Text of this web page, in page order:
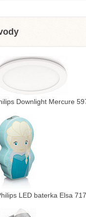
Downlight Mercure
LED baterka Elsa